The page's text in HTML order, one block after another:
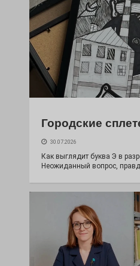
Городские
30.07.2026
Как выглядит буква Э в
Неожиданный вопрос,